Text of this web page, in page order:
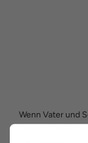
Wenn Vater und
Mission etwas